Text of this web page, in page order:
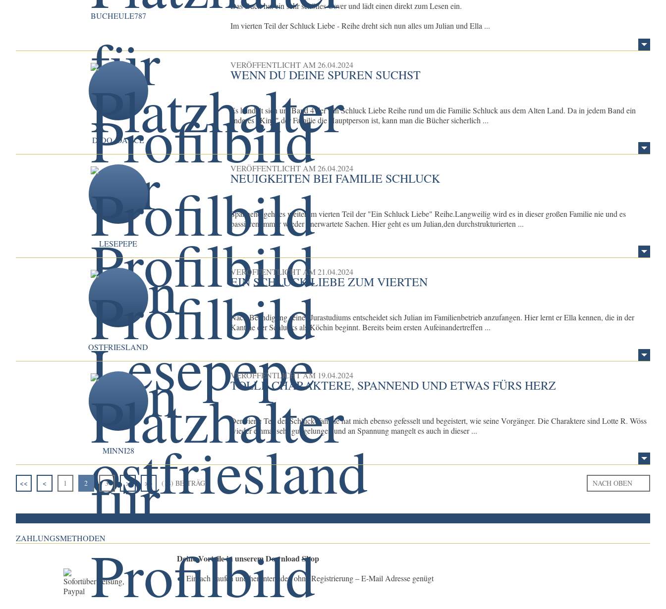
BUCHEULE787
Das Buch hat ein sehr schönes Cover und lädt einen direkt zum Lesen ein.
Im vierten Teil der Schluck Liebe - Reihe dreht sich nun alles um Julian und Ella ...
DIDO_DANCE
VERÖFFENTLICHT AM26.04.2024
WENN DU DEINE SPUREN SUCHST
Es handelt sich um Band 4 der Ein Schluck Liebe Reihe rund um die Familie Schluck aus dem Alten Land. Da in jedem Band ein
anderes "Kind" der Familie die Hauptperson ist, kann man die Bücher sicherlich ...
LESEPEPE
VERÖFFENTLICHT AM26.04.2024
NEUIGKEITEN BEI FAMILIE SCHLUCK
Spannend geht es weiter im vierten Teil der "Ein Schluck Liebe" Reihe.Langweilig wird es in dieser großen Familie nie und es
passieren immer wieder unerwartete Sachen. Hier geht es um Julian,den durchstrukturierten ...
OSTFRIESLAND
VERÖFFENTLICHT AM21.04.2024
EIN SCHLUCK LIEBE ZUM VIERTEN
Nach Beendigung seines Jurastudiums entscheidet sich Julian im Familienbetrieb anzufangen. Hier lernt er Ella kennen, die in der
Kantine der Schlucks als Köchin beginnt. Bereits beim ersten Aufeinandertreffen ...
MINNI28
VERÖFFENTLICHT AM 19.04.2024
TOLLE CHARAKTERE, SPANNEND UND ETWAS FÜRS HERZ
Der vierte Teil der Schluck-Familie hat mich ebenso gefesselt und begeistert, wie seine Vorgänger. Die Charaktere sind Lotte R. Wöss
wieder einmal sehr gut gelungen und an Spannung mangelt es auch in dieser ...
<< < 1 2 3 > >> (14) BEITRÄGE NACH OBEN
ZAHLUNGSMETHODEN
Deine Vorteile in unserem Download Shop
Einfach kaufen und herunterladen ohne Registrierung – E-Mail Adresse genügt